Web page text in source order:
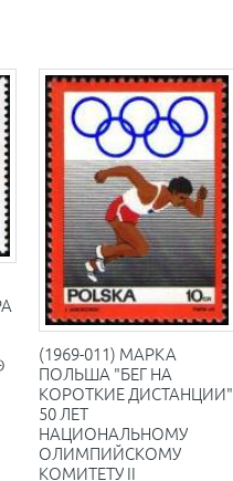
(1969-011) МАРКА
ПОЛЬША "БЕГ НА
КОРОТКИЕ ДИСТАНЦИИ"
50 ЛЕТ
НАЦИОНАЛЬНОМУ
ОЛИМПИЙСКОМУ
КОМИТЕТУ II